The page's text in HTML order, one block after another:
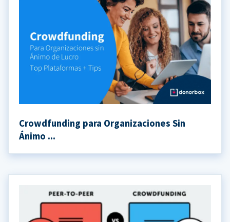
Crowdfunding para Organizaciones Sin
Ánimo ...